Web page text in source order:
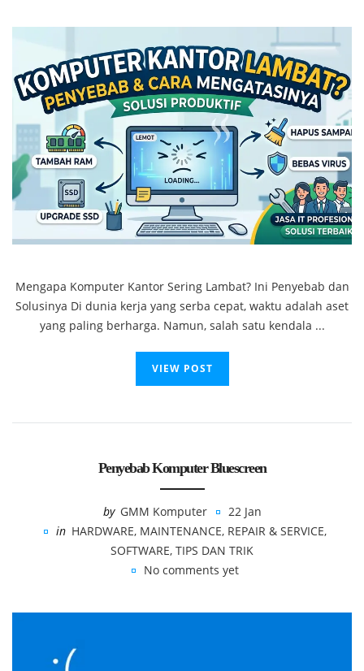
Mengapa Komputer Kantor Sering Lambat? Ini Penyebab dan
Solusinya Di dunia kerja yang serba cepat, waktu adalah aset
yang paling berharga. Namun, salah satu kendala ...
VIEW POST
Penyebab Komputer Bluescreen
by GMM Komputer
22 Jan
in HARDWARE, MAINTENANCE, REPAIR & SERVICE,
SOFTWARE, TIPS DAN TRIK
No comments yet